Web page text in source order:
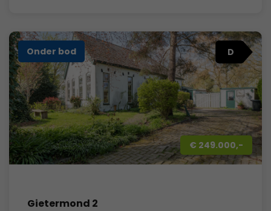
D
Onder bod
€ 249.000,-
Gietermond 2